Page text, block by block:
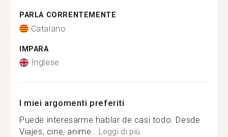
PARLA CORRENTEMENTE
Catalano
IMPARA
Inglese
I miei argomenti preferiti
Puede interesarme hablar de casi todo. Desde
Viajes, cine, anime...Leggi di più